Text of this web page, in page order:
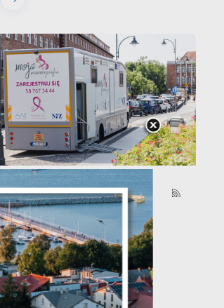
03 - 08 - 2026
Mammografia Puck
6.08.2026
Letnia mammograficzna
ofensywa – kobieto, nie